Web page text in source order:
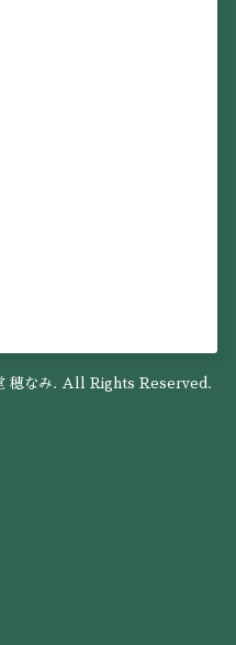
穂なみ. All Rights Reserved.